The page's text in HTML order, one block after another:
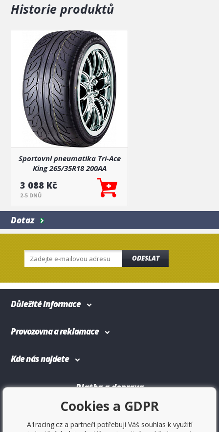
Historie produktů
Sportovní pneumatika Tri-Ace
King 265/35R18 200AA
3 088 Kč
2-5 DNŮ
Dotaz
ODESLAT
Důležité informace
Provozovna a reklamace
Kde nás najdete
Platba a doprava
Cookies a GDPR
A1racing.cz a partneři potřebují Váš souhlas k využití